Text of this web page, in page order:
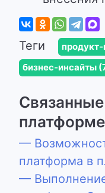
Теги
бизнес-инсайты
платформе
—
платформа в
—